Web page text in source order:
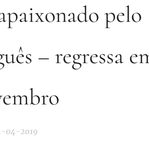
pelo
– regressa
04-2019